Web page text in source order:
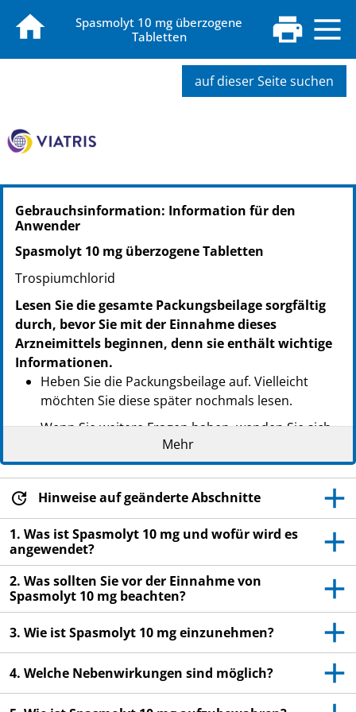
Spasmolyt 10 mg überzogene
Tabletten
auf dieser Seite suchen
PZN: 00969356
PPN: 110096935641
NTIN: 04150009693560
PZN: 00969362
PPN: 110096936207
NTIN: 04150009693621
PZN: 00969379
PPN: 110096937994
NTIN: 04150009693799
Gebrauchsinformation: Information für den
Anwender
Spasmolyt 10 mg überzogene Tabletten
Trospiumchlorid
Lesen Sie die gesamte Packungsbeilage sorgfältig
durch, bevor Sie mit der Einnahme dieses
Arzneimittels beginnen, denn sie enthält wichtige
Informationen.
Heben Sie die Packungsbeilage auf. Vielleicht
möchten Sie diese später nochmals lesen.
Wenn Sie weitere Fragen haben, wenden Sie sich
an Ihren Arzt oder Apotheker.
Dieses Arzneimittel wurde Ihnen persönlich
verschrieben. Geben Sie es nicht an Dritte weiter.
diese die gleichen Beschwerden haben wie Sie.
Wenn Sie Nebenwirkungen bemerken, wenden Sie
sich an Ihren Arzt oder Apotheker. Dies gilt auch
für Nebenwirkungen, die nicht in dieser
Packungsbeilage angegeben sind. Siehe Abschnitt
4.
Mehr
Hinweise auf geänderte Abschnitte
1. Was ist Spasmolyt 10 mg und wofür wird es
angewendet?
2. Was sollten Sie vor der Einnahme von
Spasmolyt 10 mg beachten?
3. Wie ist Spasmolyt 10 mg einzunehmen?
4. Welche Nebenwirkungen sind möglich?